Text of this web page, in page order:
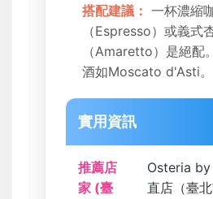
搭配建議： 一杯濃縮
（Espresso）或義式
（Amaretto）是絕配
酒如Moscato d'Asti。
實用資訊
推薦店
家 (臺
Osteria
直店（臺